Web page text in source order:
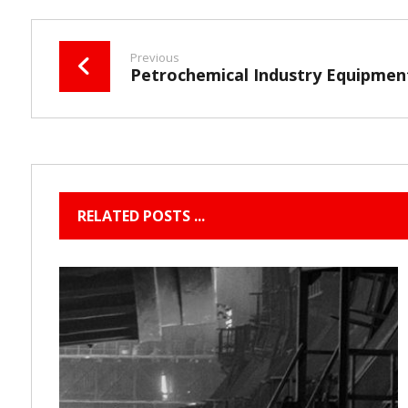
Previous
Petrochemical Industry
RELATED POSTS ...